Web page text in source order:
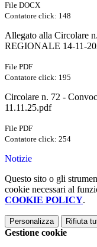
File DOCX
Contatore click: 148
Allegato alla Circolare
REGIONALE 14-11-
File PDF
Contatore click: 195
Circolare n. 72 -
11.11.25.pdf
File PDF
Contatore click: 254
Notizie
Questo sito o gli
cookie necessari al
COOKIE POLICY.
Personalizza Rifiuta
Gestione cookie